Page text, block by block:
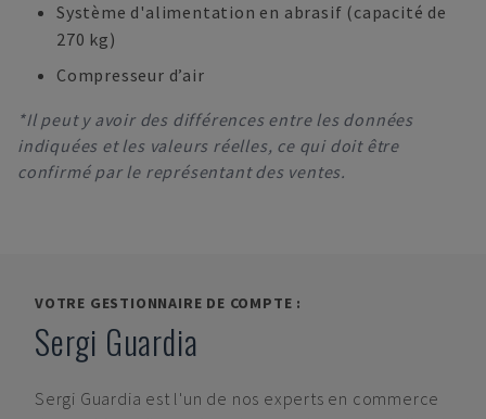
Système d'alimentation en abrasif (capacité de
270 kg)
Compresseur d’air
*Il peut y avoir des différences entre les données
indiquées et les valeurs réelles, ce qui doit être
confirmé par le représentant des ventes.
VOTRE GESTIONNAIRE DE COMPTE :
Sergi Guardia
Sergi Guardia est l'un de nos experts en commerce